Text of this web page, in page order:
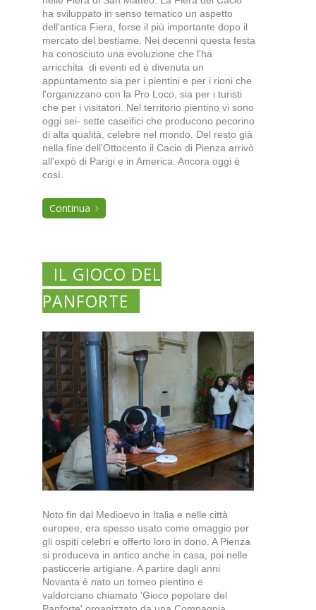
ha sviluppato in senso tematico un aspetto
dell'antica Fiera, forse il più importante dopo il
mercato del bestiame. Nei decenni questa festa
ha conosciuto una evoluzione che l'ha
arricchita di eventi ed è divenuta un
appuntamento sia per i pientini e per i rioni che
l'organizzano con la Pro Loco, sia per i turisti
che per i visitatori. Nel territorio pientino vi sono
oggi sei- sette caseifici che producono pecorino
di alta qualità, celebre nel mondo. Del resto già
nella fine dell'Ottocento il Cacio di Pienza arrivò
all'expò di Parigi e in America. Ancora oggi è
così.
Continua
IL GIOCO DEL
PANFORTE
Noto fin dal Medioevo in Italia e nelle città
europee, era spesso usato come omaggio per
gli ospiti celebri e offerto loro in dono. A Pienza
si produceva in antico anche in casa, poi nelle
pasticcerie artigiane. A partire dagli anni
Novanta è nato un torneo pientino e
valdorciano chiamato 'Gioco popolare del